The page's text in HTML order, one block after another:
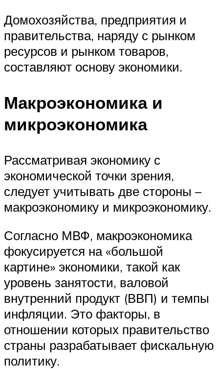
Домохозяйства, предприятия и
правительства, наряду с рынком
ресурсов и рынком товаров,
составляют основу экономики.
Макроэкономика и
микроэкономика
Рассматривая экономику с
экономической точки зрения,
следует учитывать две стороны –
макроэкономику и микроэкономику.
Согласно МВФ, макроэкономика
фокусируется на «большой
картине» экономики, такой как
уровень занятости, валовой
внутренний продукт (ВВП) и темпы
инфляции. Это факторы, в
отношении которых правительство
страны разрабатывает фискальную
политику.